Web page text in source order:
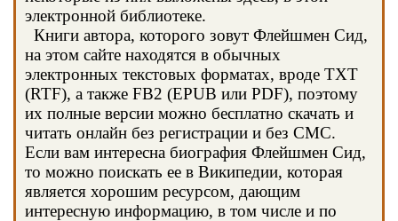
электронной библиотеке.
Книги автора, которого зовут Флейшмен Сид,
на этом сайте находятся в обычных
электронных текстовых форматах, вроде TXT
(RTF), а также FB2 (EPUB или PDF), поэтому
их полные версии можно бесплатно скачать и
читать онлайн без регистрации и без СМС.
Если вам интересна биография Флейшмен Сид,
то можно поискать ее в Википедии, которая
является хорошим ресурсом, дающим
интересную информацию, в том числе и по